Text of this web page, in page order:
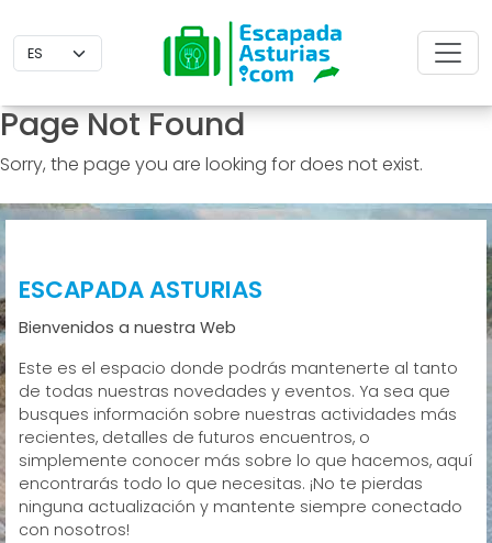
Page Not Found
Sorry, the page you are looking for does not exist.
ESCAPADA ASTURIAS
Bienvenidos a nuestra Web
Este es el espacio donde podrás mantenerte al tanto
de todas nuestras novedades y eventos. Ya sea que
busques información sobre nuestras actividades más
recientes, detalles de futuros encuentros, o
simplemente conocer más sobre lo que hacemos, aquí
encontrarás todo lo que necesitas. ¡No te pierdas
ninguna actualización y mantente siempre conectado
con nosotros!